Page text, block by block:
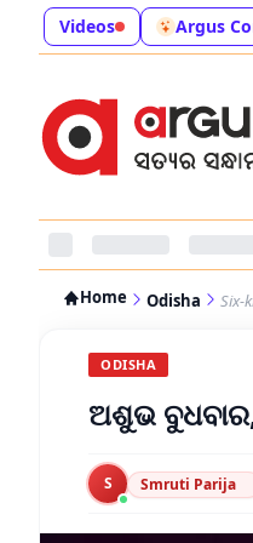
Videos Argus
Home Odisha Six-
ODISHA
ଅଶୁଭ
S Smruti Parija